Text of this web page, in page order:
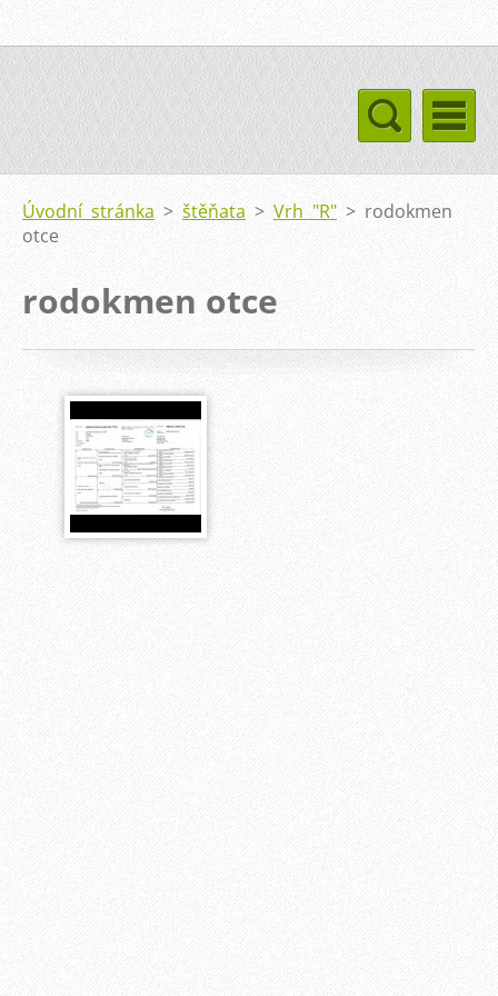
Úvodní stránka > štěňata > Vrh "R" > rodokmen
otce
rodokmen otce